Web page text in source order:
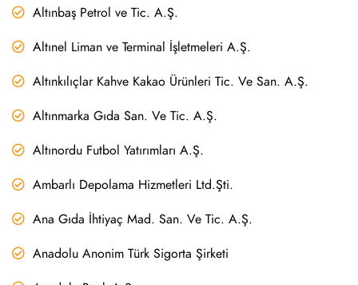
Altınbaş Petrol ve Tic. A.Ş.
Altınel Liman ve Terminal İşletmeleri A.Ş.
Altınkılıçlar Kahve Kakao Ürünleri Tic. Ve San. A.Ş.
Altınmarka Gıda San. Ve Tic. A.Ş.
Altınordu Futbol Yatırımları A.Ş.
Ambarlı Depolama Hizmetleri Ltd.Şti.
Ana Gıda İhtiyaç Mad. San. Ve Tic. A.Ş.
Anadolu Anonim Türk Sigorta Şirketi